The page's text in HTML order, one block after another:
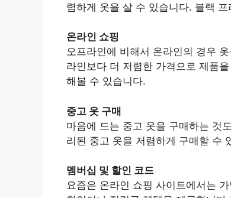
렴하게 옷을 살 수 있습니다. 블랙
온라인 쇼핑
오프라인에 비해서 온라인의 경우
라인보다 더 저렴한 가격으로 제품
해볼 수 있습니다.
중고 옷 구매
마음에 드는 중고 옷을 구매하는 것
리된 중고 옷을 저렴하게 구매할 수
멤버십 및 할인 코드
요즘은 온라인 쇼핑 사이트에서는